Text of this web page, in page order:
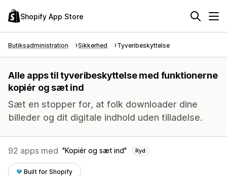
Shopify App Store
Butiksadministration Sikkerhed Tyveribeskyttelse
Alle apps til tyveribeskyttelse med funktionerne
kopiér og sæt ind
Sæt en stopper for, at folk downloader dine
billeder og dit digitale indhold uden tilladelse.
92 apps med Kopiér og sæt ind Ryd
Built for Shopify